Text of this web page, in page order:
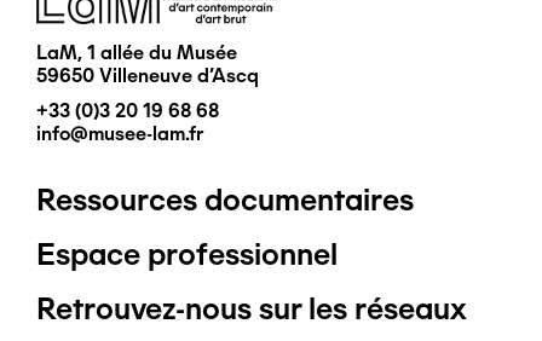
LaM, 1 allée du Musée
59650 Villeneuve d'Ascq
+33 (0)3 20 19 68 68
info@musee-lam.fr
Pied
de
Ressources documentaires
Espace professionnel
Retrouvez-nous sur les réseaux